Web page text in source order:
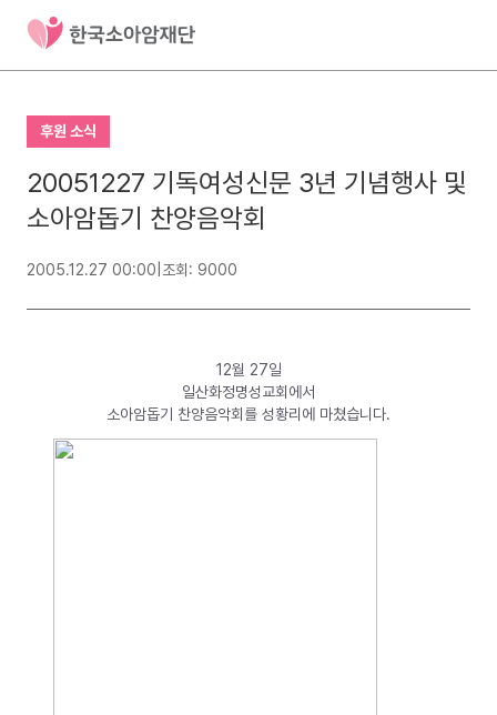
후원 소식
20051227 기독여성신문 3년 기념행사 및
소아암돕기 찬양음악회
2005.12.27 00:00 조회: 9000
12월 27일
일산화정명성교회에서
소아암돕기 찬양음악회를 성황리에 마쳤습니다.